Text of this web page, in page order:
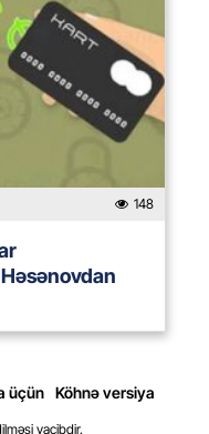
148
üçün Köhnə versiya
vacibdir.